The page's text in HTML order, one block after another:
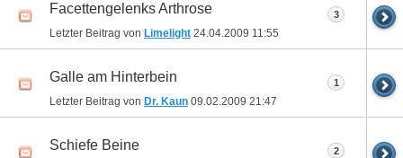
Facettengelenks Arthrose
Letzter Beitrag von Limelight 24.04.2009 11:55
3
Galle am Hinterbein
Letzter Beitrag von Dr. Kaun 09.02.2009 21:47
1
Schiefe Beine 2